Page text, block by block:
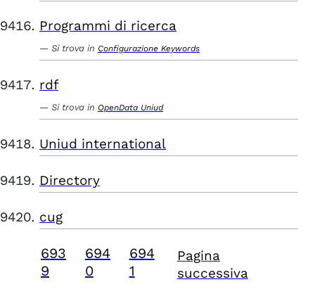
Programmi di ricerca
Si trova in Configurazione Keywords
rdf
Si trova in OpenData Uniud
Uniud international
Directory
cug
693
9
694
0
694
1
Pagina
successiva